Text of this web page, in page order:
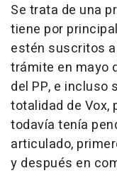
Se trata de una
tiene por
estén suscritos
trámite en mayo
del PP, e incluso
totalidad de Vox,
todavía tenía
articulado,
y después en